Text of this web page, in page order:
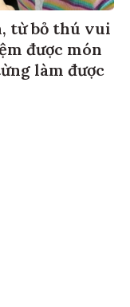
từ bỏ thú vui
được món
làm được